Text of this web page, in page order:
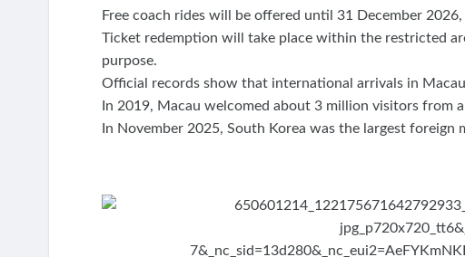
Free coach rides will be offered until 31 December
Ticket redemption will take place within the restricted
purpose.
Official records show that international arrivals in
In 2019, Macau welcomed about 3 million visitors from
In November 2025, South Korea was the largest